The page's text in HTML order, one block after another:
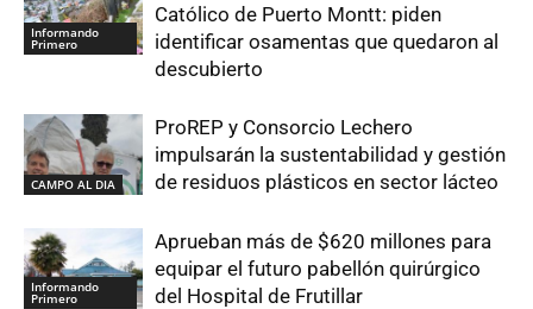
Informando
Primero
Católico de Puerto Montt: piden
identificar osamentas que quedaron al
descubierto
CAMPO AL DIA
ProREP y Consorcio Lechero
impulsarán la sustentabilidad y gestión
de residuos plásticos en sector lácteo
Informando
Primero
Aprueban más de $620 millones para
equipar el futuro pabellón quirúrgico
del Hospital de Frutillar